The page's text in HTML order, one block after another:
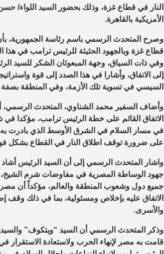
النار في قطاع غزة، وذلك بحضور السيد اللواء/
الأمريكية بالقاهرة.
وصرح المتحدث الرسمي باسم رئاسة الجمهورية،
قطاع غزة وبالجهود الحثيثة للرئيس ترامب في
وفي ذات السياق، وجهة المبعوثان الشكر للسيد
إلى الاتفاق، وأشارا في هذا الصدد إلى قوة
السيسي في تسوية تلك الأزمة، وفي المنطقة
وأضاف السفير محمد الشناوي، المتحدث الرسمي،
الاتفاق القائم على خطة الرئيس ترامب، مؤكدا
في مسار السلام في الشرق الأوسط الذي بادرت به
على ضرورة توقف اطلاق النار في القطاع بشكل
واشار المتحدث الرسمي إلى أن السيد الرئيس
جهود الوساطة المصرية في مفاوضات شرم الشيخ،
جميع دول وشعوب المنطقة والعالم، مؤكداً أن مصر
الاتفاق عليه بإخلاص ومسئولية، بما في ذلك وقف
والأسرى.
وذكر المتحدث الرسمي أن السيد “ويتكوف” والسيد
قامت به مصر لإنهاء الحرب ولاستعادة الاستقرار